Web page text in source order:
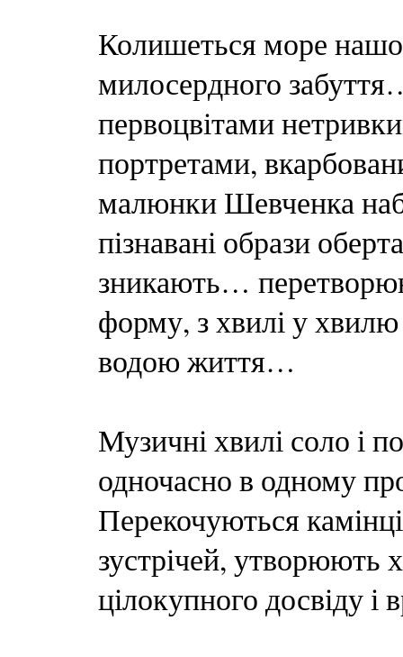
Колишеться море
милосердного
первоцвітами
портретами,
малюнки Шевченка
пізнавані образи
зникають…
форму, з хвилі у
водою життя…
Музичні хвилі соло і
одночасно в одному
Перекочуються
зустрічей, утворюють
цілокупного досвіду і